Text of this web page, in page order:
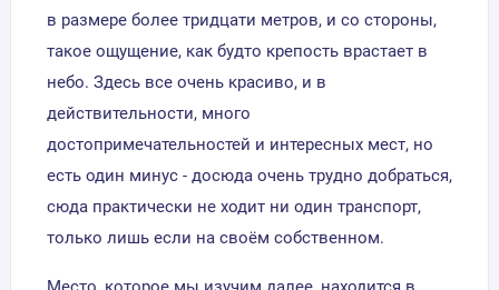
в размере более тридцати метров, и со стороны,
такое ощущение, как будто крепость врастает в
небо. Здесь все очень красиво, и в
действительности, много
достопримечательностей и интересных мест, но
есть один минус - досюда очень трудно добраться,
сюда практически не ходит ни один транспорт,
только лишь если на своём собственном.